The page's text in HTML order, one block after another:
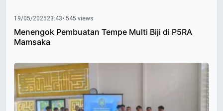
19/05/202523:43• 545 views
Menengok Pembuatan Tempe Multi Biji di P5RA
Mamsaka